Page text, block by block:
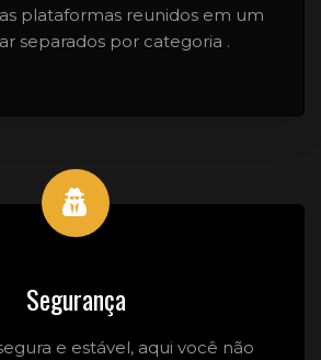
plataformas reunidos em um
separados por categoria .
Segurança
e estável, aqui você não